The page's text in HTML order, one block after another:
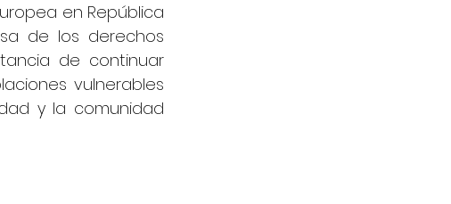
en República
de los derechos
de continuar
vulnerables
y la comunidad